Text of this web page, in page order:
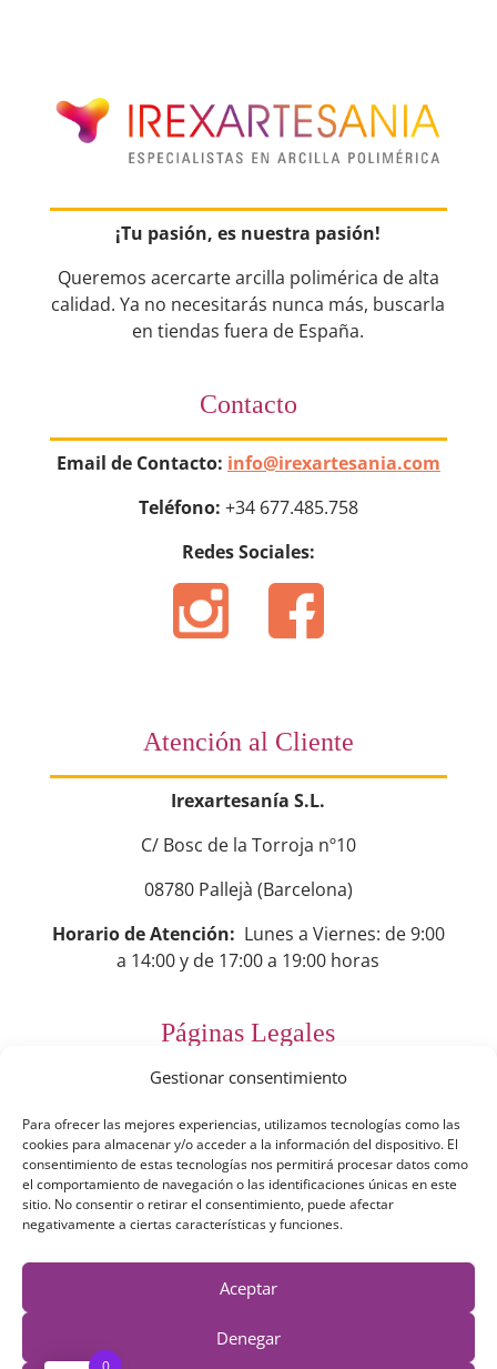
Gestionar consentimiento
Para ofrecer las mejores experiencias, utilizamos tecnologías como las
cookies para almacenar y/o acceder a la información del dispositivo. El
consentimiento de estas tecnologías nos permitirá procesar datos como
el comportamiento de navegación o las identificaciones únicas en este
sitio. No consentir o retirar el consentimiento, puede afectar
negativamente a ciertas características y funciones.
Aceptar
Denegar
¡Tu pasión, es nuestra pasión!
Queremos acercarte arcilla polimérica de alta
calidad. Ya no necesitarás nunca más, buscarla
en tiendas fuera de España.
Contacto
Email de Contacto: info@irexartesania.com
Teléfono: +34 677.485.758
Redes Sociales:
Atención al Cliente
Irexartesanía S.L.
C/ Bosc de la Torroja nº10
08780 Pallejà (Barcelona)
Horario de Atención: Lunes a Viernes: de 9:00
a 14:00 y de 17:00 a 19:00 horas
Páginas Legales
Preguntas Frecuentes
Aviso Legal
Política de Privacidad
Política de Cookies
Términos y Condiciones